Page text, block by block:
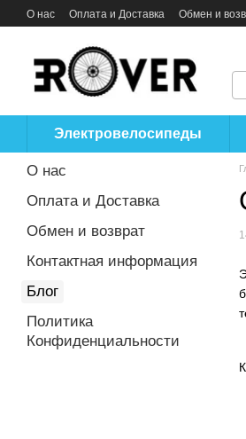
Перейти к основному контенту
О нас Оплата и Доставка Обмен и
Электровелосипеды
О нас
Оплата и Доставка
Обмен и возврат
Контактная информация
Блог
Политика
Конфиденциальности